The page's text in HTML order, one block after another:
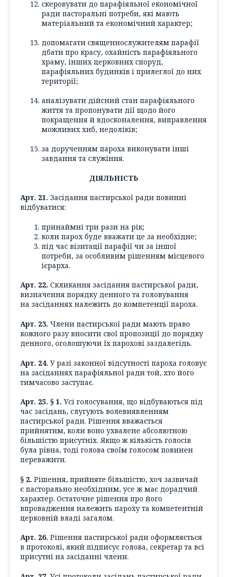
скеровувати до парафіяльної економічної
ради пасторальні потреби, які мають
матеріальний та економічний характер;
допомагати священнослужителям парафії
дбати про красу, охайність парафіяльного
храму, інших церковних споруд,
парафіяльних будинків і прилеглої до них
території;
аналізувати дійсний стан парафіяльного
життя та пропонувати дії щодо його
покращення й вдосконалення, виправлення
можливих хиб, недоліків;
за дорученням пароха виконувати інші
завдання та служіння.
ДІЯЛЬНІСТЬ
Арт. 21. Засідання пастирської ради повинні
відбуватися:
принаймні три рази на рік;
коли парох буде вважати це за необхідне;
під час візитації парафії чи за іншої
потреби, за особливим рішенням місцевого
ієрарха.
Арт. 22. Скликання засідання пастирської ради,
визначення порядку денного та головування
на засіданнях належить до компетенції пароха.
Арт. 23. Члени пастирської ради мають право
кожного разу вносити свої пропозиції до порядку
денного, оголошуючи їх парохові заздалегідь.
Арт. 24. У разі законної відсутності пароха головує
на засіданнях парафіяльної ради той, хто його
тимчасово заступає.
Арт. 25. § 1. Усі голосування, що відбуваються під
час засідань, слугують волевиявленням
пастирської ради. Рішення вважається
прийнятим, коли воно ухвалене абсолютною
більшістю присутніх. Якщо ж кількість голосів
була рівна, тоді голова своїм голосом повинен
переважити.
§ 2. Рішення, прийняте більшістю, хоч зазвичай
є пасторально необхідним, усе ж має дорадчий
характер. Остаточне рішення про його
впровадження належить пароху та компетентній
церковній владі загалом.
Арт. 26. Рішення пастирської ради оформляється
в протоколі, який підписує голова, секретар та всі
присутні на засіданні члени.